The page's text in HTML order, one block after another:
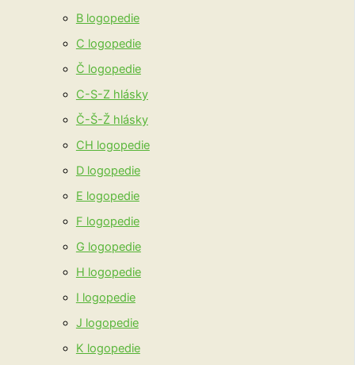
B logopedie
C logopedie
Č logopedie
C-S-Z hlásky
Č-Š-Ž hlásky
CH logopedie
D logopedie
E logopedie
F logopedie
G logopedie
H logopedie
I logopedie
J logopedie
K logopedie